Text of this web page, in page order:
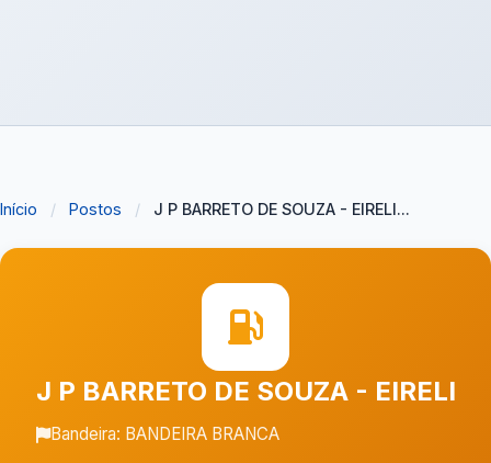
Início / Postos / J P BARRETO DE SOUZA - EIRELI...
J P BARRETO DE SOUZA - EIRELI
Bandeira: BANDEIRA BRANCA